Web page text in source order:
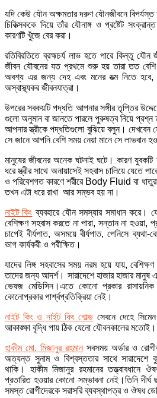
যদি কেউ যৌন অক্ষমতার দরুণ যৌনজীবনে বিপর্যস্ত
চিকিত্‍সককে দিয়ে তাঁর যৌনাঙ্গ ও প্রষ্টেট
কারণটি খুঁজে বের করা।
রতিবিরতিতে ব্রহ্মচর্য লাভ হতে পারে কিন্তু
জীবন যৌবনের যত প্রথমে শুরু হয় তারা তত
অবশ্য এর জন্য দেহ এবং মনের যত্ম নিতে
অস্বাস্থ্যকর জীবনযাত্রা।
উপরের সবকয়টি পদ্ধতি আপনার সঙ্গীর তৃপ্তির
গুলো অনুমান বা জানতে পারলে পুরুষত্ব নিয়ে
আপনার স্ত্রীকে পদ্ধতিগুলো বুঝিয়ে বলুন।
সে জানে আপনি বেশি সময় নেয়া মানে সে লাভবান
মানুষের জীবনের অনেক ঘটনাই ঘটে। কারণ
ধরে স্ত্রীর সাথে অনায়াসেই সহবাস চালিয়ে যেতে
ও পরিবেশগত কারণে শরীরে Body Fluid বা
তখন এটা ধরে রাখা আর সম্ভব হয় না।
নাইট কিং ব্যবহারে যৌন সমস্যার সমাধান করে।
বেশিক্ষণ সহবাস করতে না পারা, সন্তান না হওয়া,
চাপেই বীর্যপাত, অসময়ে বীর্যপাত, পেনিসে
ভাগ কার্যকরী ও পরীক্ষিত।
যাদের লিঙ্গ সহবাসের সময় নরম হয়ে যায়,
তাদের জন্য আদর্শ। সারাদেশে হাজার হাজার
ভেষজ মেডিসিন।এতে কোনো প্রকার রাসায়নিক
কোনোপ্রকার পার্শ্বপ্রতিক্রিয়া নেই।
নাইট কিং ও নাইট কিং গোল্ড সেবনে দেহে
আকাঙ্ক্ষা বৃদ্ধি পায় ঠিক যেনো যৌবনকালের মতোই।
হাকীম মো. মিজানুর রহমান সবসময় অর্ডার ও
অত্যন্ত সুনাম ও বিশ্বস্ততার সাথে সারাদেশে
থাকি। হাকীম মিজানুর রহমানের তত্ত্বাবধানে
প্রতারিত হওয়ার কোনো সম্ভাবনা নেই।তিনি
সমস্ত রোগীদেরকে সরাসরি ব্যবস্থাপত্র ও ঔষধ